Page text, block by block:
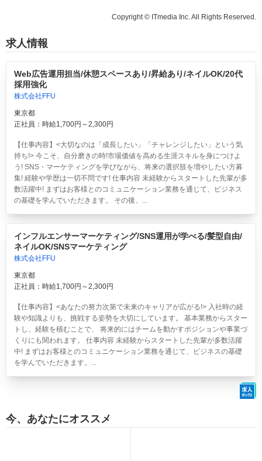
Copyright © ITmedia Inc. All Rights Reserved.
求人情報
Web広告運用担当/休憩スペースあり/昇給あり/ネイルOK/20代
採用強化
株式会社FFU
東京都
正社員：時給1,700円～2,300円
【仕事内容】<大切なのは「成長したい」「チャレンジしたい」という気
持ち!> 今こそ、自分磨きの時!市場価値を高める生涯スキルを身につけよ
う! SNS・マーケティングを学びながら、将来の選択肢を増やしたい方募
集! 経験や学歴は一切不問です! 仕事内容 未経験からスタートした先輩が多
数活躍中! まずはお客様とのコミュニケーション業務を通じて、ビジネス
の基礎を学んでいただきます。 その後、...
インフルエンサーマーケティング/SNS運用が学べる/髪型自由/
ネイルOK/SNSマーケティング
株式会社FFU
東京都
正社員：時給1,700円～2,300円
【仕事内容】<あなたの努力次第で未来のキャリアが広がる!> 入社時の経
験や知識よりも、挑戦する姿勢を大切にしています。 基本業務からスター
トし、経験を積むことで、 将来的にはチームを動かすポジションや事業づ
くりにも関われます。 仕事内容 未経験からスタートした先輩が多数活躍
中! まずはお客様とのコミュニケーション業務を通じて、ビジネスの基礎
を学んでいただきます。...
今、あなたにオススメ